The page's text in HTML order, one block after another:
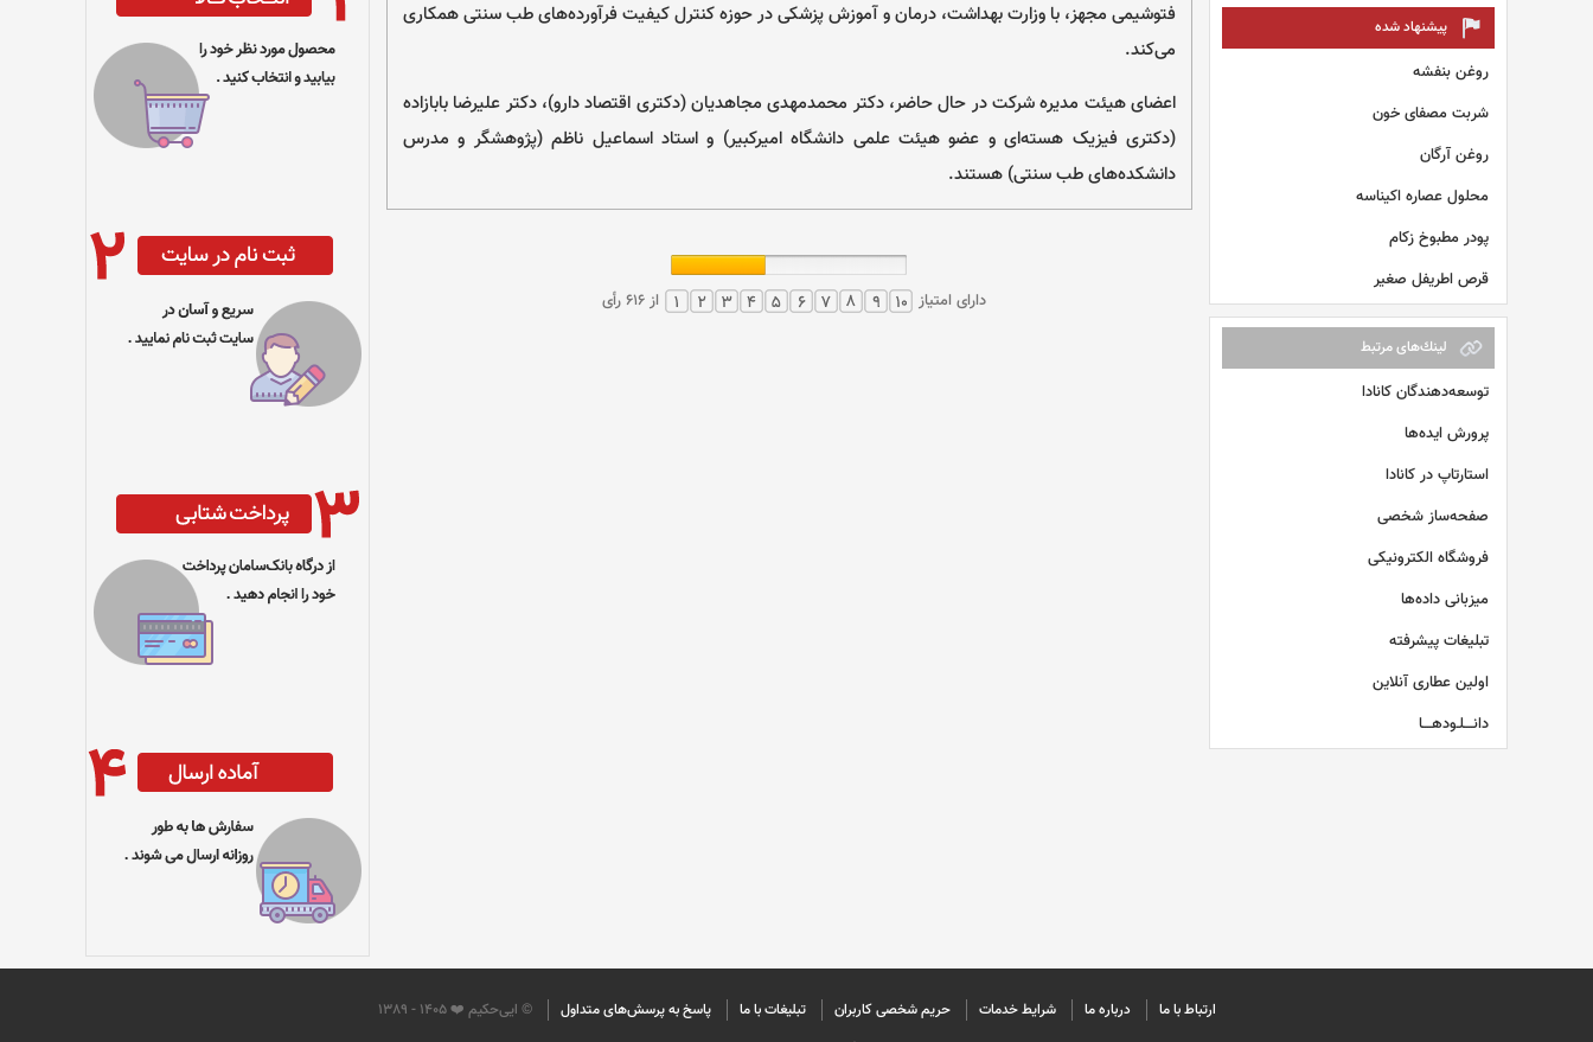
پیشنهاد شده
روغن بنفشه
شربت مصفای خون
روغن آرگان
محلول عصاره اکیناسه
پودر مطبوخ زکام
قرص اطریفل صغیر
لينك‌های مرتبط
توسعه‌دهندگان کانادا
پرورش ایده‌ها
استارتاپ در کانادا
صفحه‌ساز شخصی
فروشگاه الکترونیکی
میزبانی داده‌ها
تبلیغات پیشرفته
اولین عطاری آنلاین
دانــــلـودهــــا
فتوشیمی مجهز، با وزارت بهداشت، درمان و آموزش پزشکی در حوزه کنترل کیفیت فرآورده‌های طب سنتی همکاری
می‌کند.
اعضای هیئت مدیره شرکت در حال حاضر، دکتر محمدمهدی مجاهدیان (دکتری اقتصاد دارو)، دکتر علیرضا بابازاده
(دکتری فیزیک هسته‌ای و عضو هیئت علمی دانشگاه امیرکبیر) و استاد اسماعیل ناظم (پژوهشگر و مدرس
دانشکده‌های طب سنتی) هستند.
دارای امتیاز از 616 رأی
ارتباط با ما درباره ما شرایط خدمات حريم شخصی كاربران تبليغات با ما پاسخ به پرسش‌های متداول
© ایی‌حکیم ❤️ 1405 - 1389